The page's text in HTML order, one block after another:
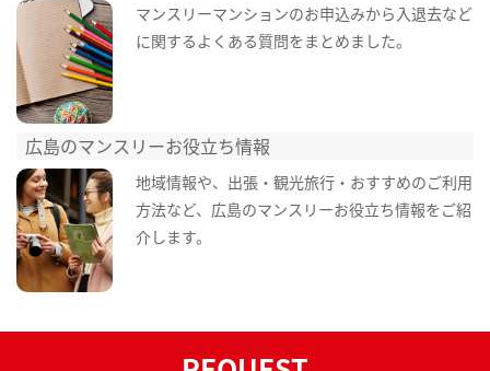
マンスリーマンションのお申込みから入退去など
に関するよくある質問をまとめました。
広島のマンスリーお役立ち情報
地域情報や、出張・観光旅行・おすすめのご利用
方法など、広島のマンスリーお役立ち情報をご紹
介します。